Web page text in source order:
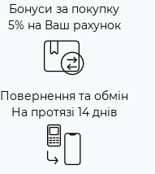
Бонуси за покупку
5% на Ваш рахунок
Повернення та обмін
На протязі 14 днів